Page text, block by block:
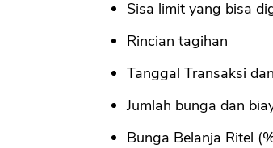
Sisa limit yang bisa
Rincian tagihan
Tanggal Transaksi
Jumlah bunga dan
Bunga Belanja Ritel